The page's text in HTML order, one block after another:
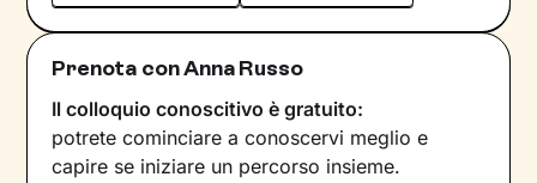
Prenota con Anna Russo
Il colloquio conoscitivo è gratuito:
potrete cominciare a conoscervi meglio e
capire se iniziare un percorso insieme.